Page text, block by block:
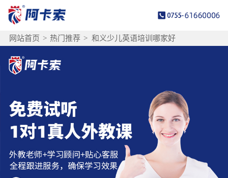
网站首页 > 热门推荐 > 和义少儿英语培训哪家好